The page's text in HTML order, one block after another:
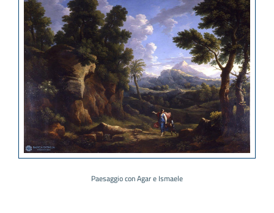
Paesaggio con Agar e Ismaele